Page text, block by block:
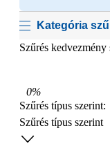
Kategória
Szűrés kedvezmény
0%
Szűrés típus szerint:
Szűrés típus szerint